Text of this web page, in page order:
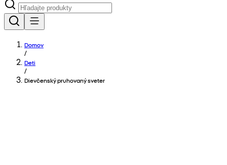
Domov
/
Deti
/
Dievčenský pruhovaný sveter